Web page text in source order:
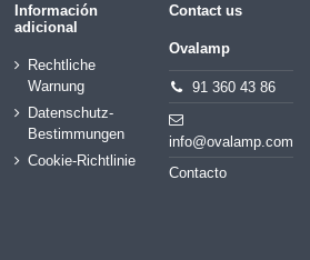
Información
adicional
Rechtliche
Warnung
Datenschutz-
Bestimmungen
Cookie-Richtlinie
Contact us
Ovalamp
91 360 43 86
info@ovalamp.com
Contacto